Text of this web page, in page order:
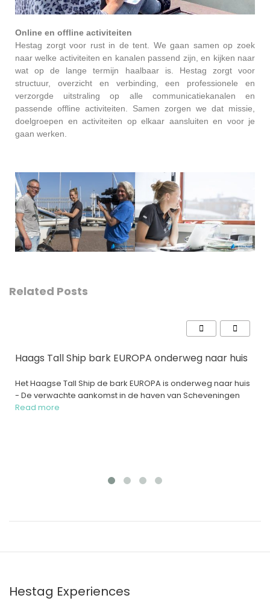
Online en offline activiteiten
Hestag zorgt voor rust in de tent. We gaan samen op zoek
naar welke activiteiten en kanalen passend zijn, en kijken naar
wat op de lange termijn haalbaar is. Hestag zorgt voor
structuur, overzicht en verbinding, een professionele en
verzorgde uitstraling op alle communicatiekanalen en
passende offline activiteiten. Samen zorgen we dat missie,
doelgroepen en activiteiten op elkaar aansluiten en voor je
gaan werken.
Related Posts
Kleurplaat Nederlandse Tall Ships
Deze gave Tall Ships kleurplaat met daarop de zeven
Hollandse Helden werd voor ons gemaakt door Fredau
Buwalda / FBKreassjes.
Hestag Experiences